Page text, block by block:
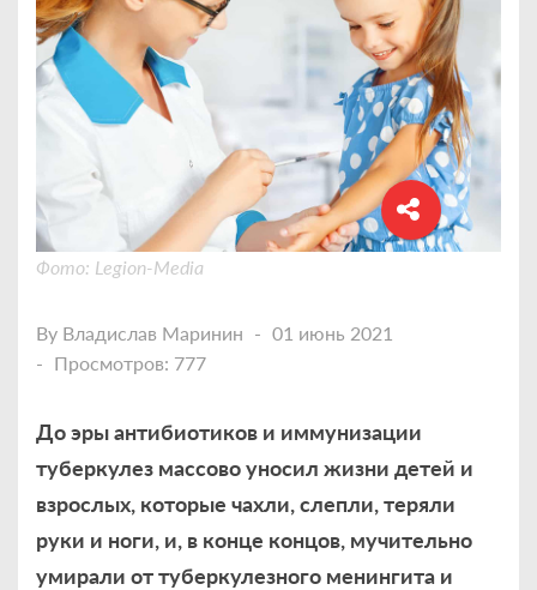
Фото: Legion-Media
By Владислав Маринин
01 июнь 2021
Просмотров: 777
До эры антибиотиков и иммунизации
туберкулез массово уносил жизни детей и
взрослых, которые чахли, слепли, теряли
руки и ноги, и, в конце концов, мучительно
умирали от туберкулезного менингита и